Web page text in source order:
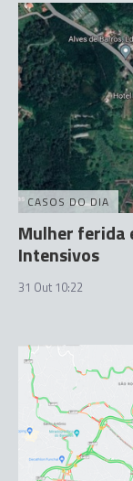
CASOS DO DIA
Mulher ferida
Intensivos
31 Out 10:22